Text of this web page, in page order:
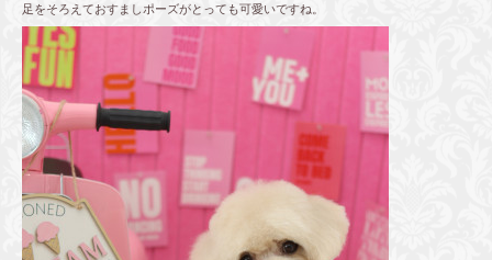
足をそろえておすましポーズがとっても可愛いですね。